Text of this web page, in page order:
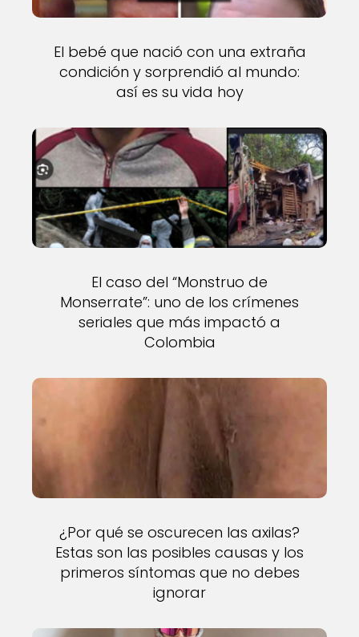
El bebé que nació con una extraña
condición y sorprendió al mundo:
así es su vida hoy
El caso del “Monstruo de
Monserrate”: uno de los crímenes
seriales que más impactó a
Colombia
¿Por qué se oscurecen las axilas?
Estas son las posibles causas y los
primeros síntomas que no debes
ignorar